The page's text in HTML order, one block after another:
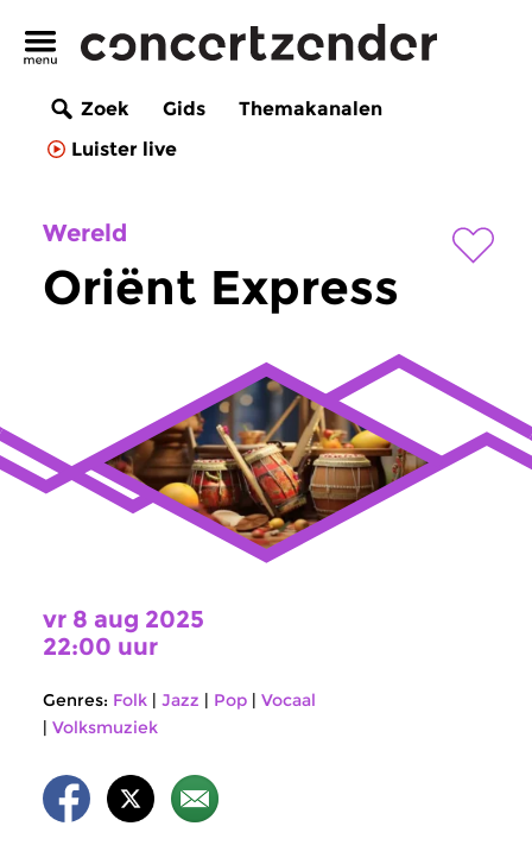
Zoek Gids
Themakanalen
Luister live
Wereld
Oriënt Express
vr 8 aug 2025
22:00 uur
Genres: Folk | Jazz | Pop | Vocaal
| Volksmuziek